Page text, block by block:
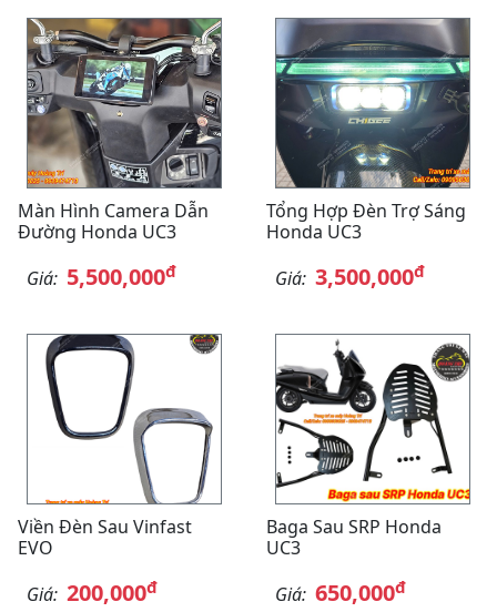
Màn Hình Camera Dẫn
Đường Honda UC3
Giá: 5,500,000đ
Tổng Hợp Đèn Trợ Sáng
Honda UC3
Giá: 3,500,000đ
Viền Đèn Sau Vinfast
EVO
Giá: 200,000đ
Baga Sau SRP Honda
UC3
Giá: 650,000đ